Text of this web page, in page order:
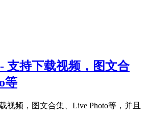
支持下载视频，图文合
等
视频，图文合集、Live Photo等，并且